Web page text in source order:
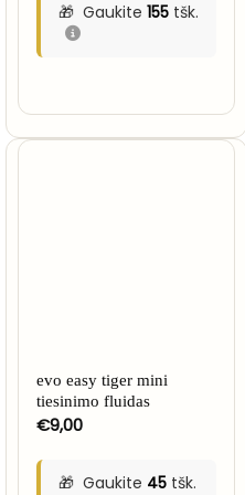
Gaukite 155tšk.
evo easy tiger mini
tiesinimo fluidas
€9,00
Gaukite 45tšk.